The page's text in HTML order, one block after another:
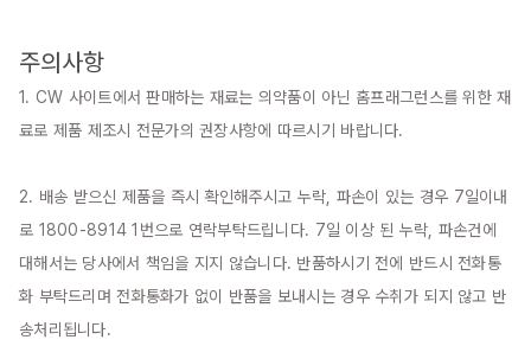
주의사항
1. CW 사이트에서 판매하는 재료는 의약품이 아닌 홈프래그런스를 위한 재
료로 제품 제조시 전문가의 권장사항에 따르시기 바랍니다.
2. 배송 받으신 제품을 즉시 확인해주시고 누락, 파손이 있는 경우 7일이내
로 1800-8914 1번으로 연락부탁드립니다. 7일 이상 된 누락, 파손건에
대해서는 당사에서 책임을 지지 않습니다. 반품하시기 전에 반드시 전화통
화 부탁드리며 전화통화가 없이 반품을 보내시는 경우 수취가 되지 않고 반
송처리됩니다.